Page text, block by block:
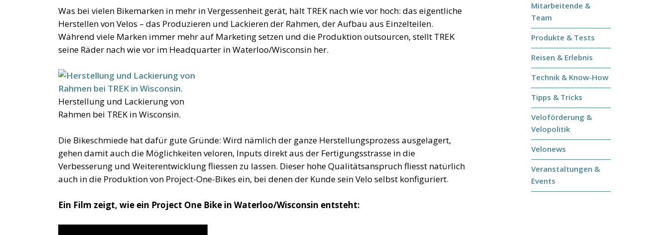
Was bei vielen Bikemarken in mehr in Vergessenheit gerät, hält TREK nach wie vor hoch: das eigentliche
Herstellen von Velos – das Produzieren und Lackieren der Rahmen, der Aufbau aus Einzelteilen.
Während viele Marken immer mehr auf Marketing setzen und die Produktion outsourcen, stellt TREK
seine Räder nach wie vor im Headquarter in Waterloo/Wisconsin her.
Herstellung und Lackierung von
Rahmen bei TREK in Wisconsin.
Die Bikeschmiede hat dafür gute Gründe: Wird nämlich der ganze Herstellungsprozess ausgelagert,
gehen damit auch die Möglichkeiten veloren, Inputs direkt aus der Fertigungsstrasse in die
Verbesserung und Weiterentwicklung fliessen zu lassen. Dieser hohe Qualitätsanspruch fliesst natürlich
auch in die Produktion von Project-One-Bikes ein, bei denen der Kunde sein Velo selbst konfiguriert.
Ein Film zeigt, wie ein Project One Bike in Waterloo/Wisconsin entsteht:
Mitarbeitende &
Team
Produkte & Tests
Reisen & Erlebnis
Technik & Know-How
Tipps & Tricks
Veloförderung &
Velopolitik
Velonews
Veranstaltungen &
Events